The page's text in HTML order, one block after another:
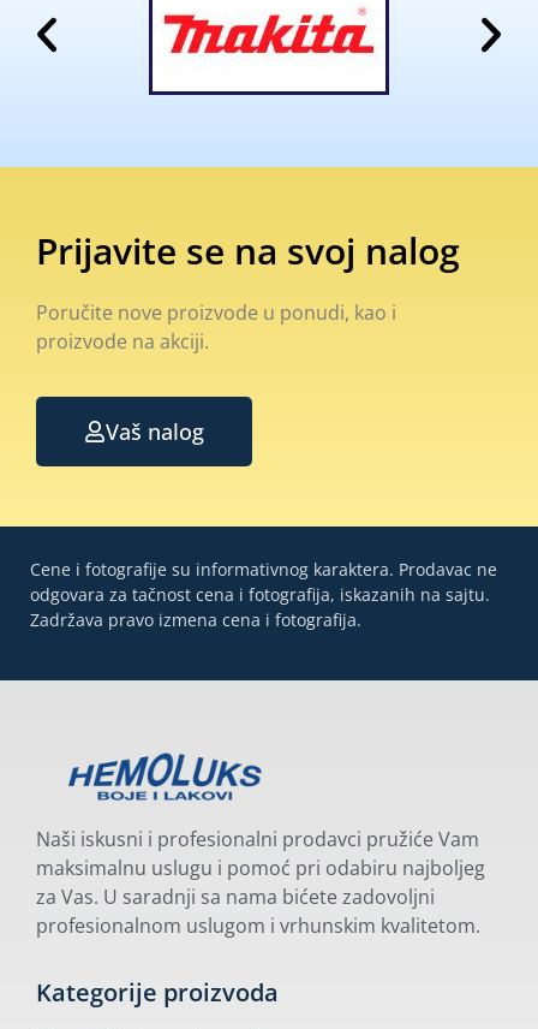
Prijavite se na svoj nalog
Poručite nove proizvode u ponudi, kao i
proizvode na akciji.
Vaš nalog
Cene i fotografije su informativnog karaktera. Prodavac ne
odgovara za tačnost cena i fotografija, iskazanih na sajtu.
Zadržava pravo izmena cena i fotografija.
Naši iskusni i profesionalni prodavci pružiće Vam
maksimalnu uslugu i pomoć pri odabiru najboljeg
za Vas. U saradnji sa nama bićete zadovoljni
profesionalnom uslugom i vrhunskim kvalitetom.
Kategorije proizvoda